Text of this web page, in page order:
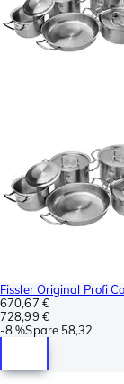
Fissler Original Profi
670,67 €
728,99 €
-8 %Spare 58,32